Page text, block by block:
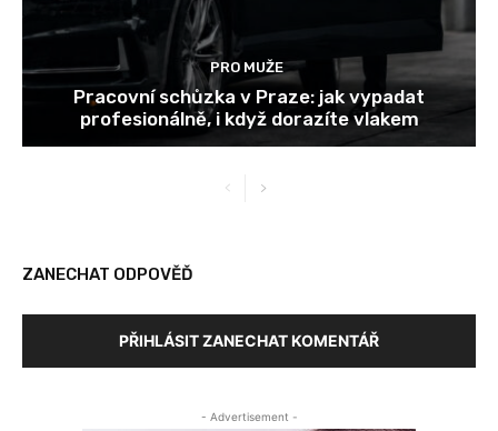
PRO MUŽE
Pracovní schůzka v Praze: jak vypadat
profesionálně, i když dorazíte vlakem
ZANECHAT ODPOVĚĎ
PŘIHLÁSIT ZANECHAT KOMENTÁŘ
- Advertisement -